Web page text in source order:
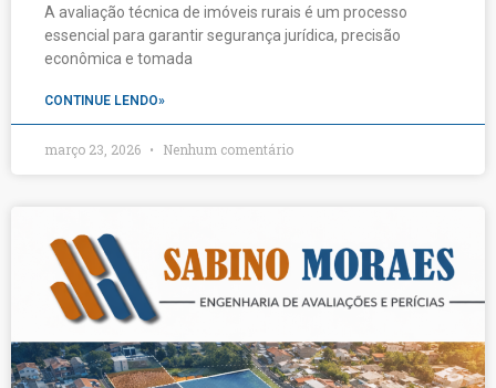
A avaliação técnica de imóveis rurais é um processo
essencial para garantir segurança jurídica, precisão
econômica e tomada
CONTINUE LENDO»
março 23, 2026 Nenhum comentário